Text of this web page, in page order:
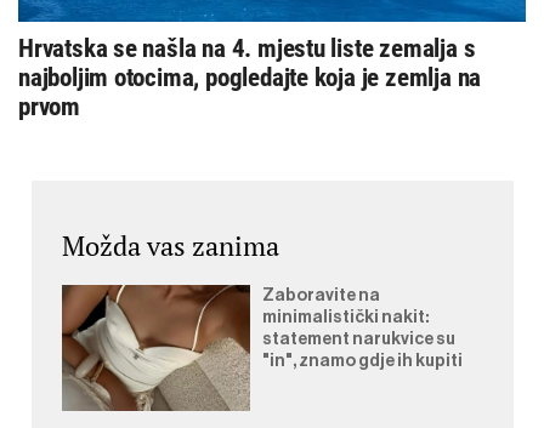
Hrvatska se našla na 4. mjestu liste zemalja s
najboljim otocima, pogledajte koja je zemlja na
prvom
Možda vas zanima
Zaboravite na
minimalistički nakit:
statement narukvice su
"in", znamo gdje ih kupiti